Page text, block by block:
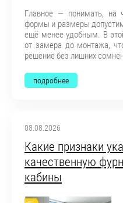
Главное — понимать, на
формы и размеры
ещё менее удобным. В
от замера до монтажа,
решение без лишних
подробнее
08.08.2026
Какие признаки
качественную
кабины